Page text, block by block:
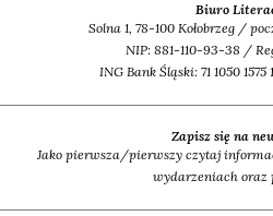
Biuro
Solna 1, 78-100 Kołobrzeg /
NIP: 881-110-93-38 /
ING Bank Śląski: 71 1050
Zapisz się na
Jako pierwsza/pierwszy czytaj
wydarzeniach oraz